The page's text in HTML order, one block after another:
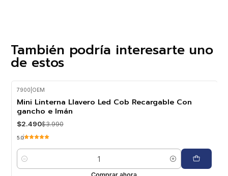
También podría interesarte uno
de estos
-38%
7900 OEM
Mini Linterna Llavero Led Cob Recargable Con
gancho e Imán
$2.490$3.990
5.0
Cantidad